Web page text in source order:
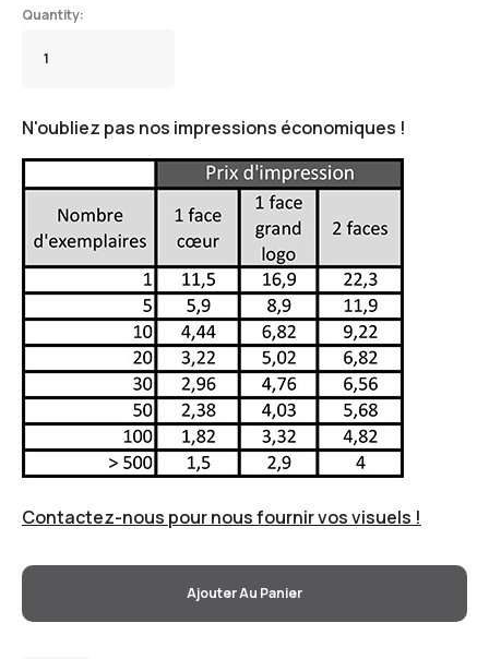
N'oubliez pas nos impressions économiques !
Contactez-nous pour nous fournir vos visuels !
Ajouter Au Panier